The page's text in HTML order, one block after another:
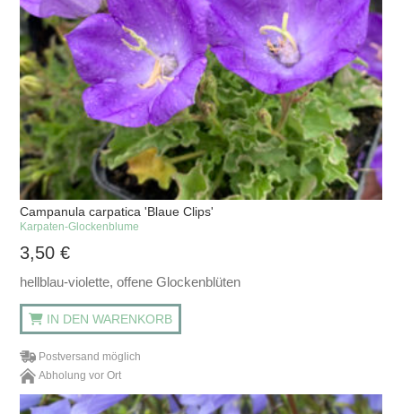
Campanula carpatica 'Blaue Clips'
Karpaten-Glockenblume
3,50€
hellblau-violette, offene Glockenblüten
IN DEN WARENKORB
Postversand möglich
Abholung vor Ort